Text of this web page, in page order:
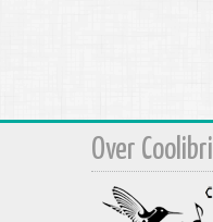
Over Coolibri